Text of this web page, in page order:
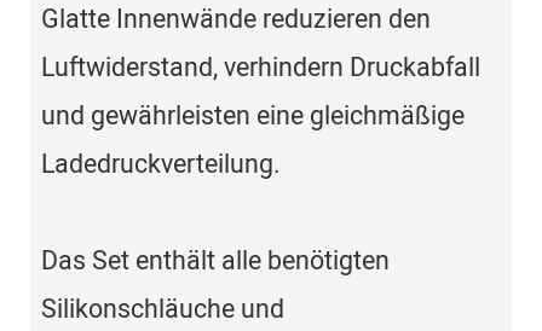
Glatte Innenwände reduzieren den
Luftwiderstand, verhindern Druckabfall
und gewährleisten eine gleichmäßige
Ladedruckverteilung.
Das Set enthält alle benötigten
Silikonschläuche und